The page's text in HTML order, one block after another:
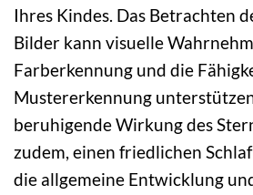
Ihres Kindes. Das Betrachten
Bilder kann visuelle
Farberkennung und die
Mustererkennung
beruhigende Wirkung des
zudem, einen friedlichen
die allgemeine Entwicklung